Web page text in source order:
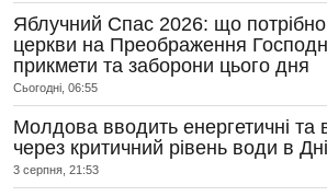
Яблучний Спас 2026: що
церкви на Преображення
прикмети та заборони цього дня
Сьогодні, 06:55
Молдова вводить енергетичні та
через критичний рівень води в
3 серпня, 21:53